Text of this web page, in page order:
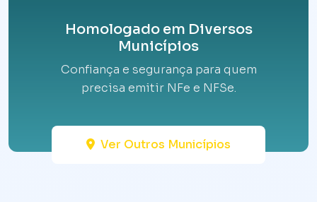
Homologado em Diversos
Municípios
Confiança e segurança para quem
precisa emitir NFe e NFSe.
Ver Outros Municípios